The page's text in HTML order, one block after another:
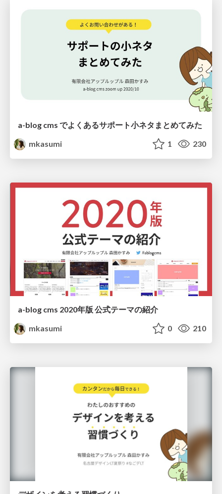
a-blog cms でよくあるサポート小ネタまとめてみた
mkasumi
1 230
a-blog cms 2020年版 公式テーマの紹介
mkasumi
0 210